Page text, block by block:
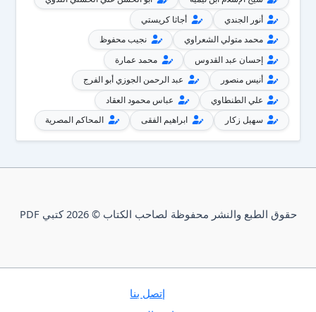
أنور الجندي
أجاثا كريستي
محمد متولي الشعراوي
نجيب محفوظ
إحسان عبد القدوس
محمد عمارة
أنيس منصور
عبد الرحمن الجوزي أبو الفرج
علي الطنطاوي
عباس محمود العقاد
سهيل زكار
ابراهيم الفقى المحاكم المصرية
حقوق الطبع والنشر محفوظة لصاحب الكتاب © 2026 كتبي PDF
إتصل بنا